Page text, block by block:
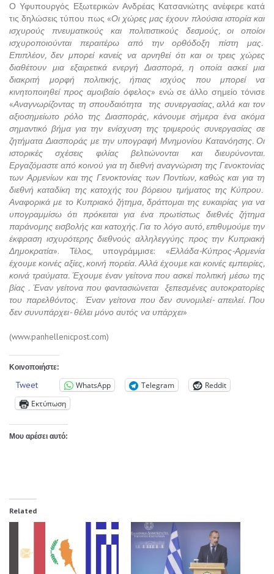
Ο Υφυπουργός Εξωτερικών Ανδρέας Κατσανιώτης ανέφερε κατά
τις δηλώσεις τύπου πως «Οι χώρες μας έχουν πλούσια ιστορία και
ισχυρούς πνευματικούς και πολιτιστικούς δεσμούς, οι οποίοι
ισχυροποιούνται περαιτέρω από την ορθόδοξη πίστη μας.
Επιπλέον, δεν μπορεί κανείς να αρνηθεί ότι και οι τρεις χώρες
διαθέτουν μια εξαιρετικά ενεργή Διασπορά, η οποία ασκεί μια
διακριτή μορφή πολιτικής, ήπιας ισχύος που μπορεί να
κινητοποιηθεί προς αμοιβαίο όφελος» ενώ σε άλλο σημείο τόνισε
«Αναγνωρίζοντας τη σπουδαιότητα της συνεργασίας, αλλά και τον
αξιοσημείωτο ρόλο της Διασποράς, κάνουμε σήμερα ένα ακόμα
σημαντικό βήμα για την ενίσχυση της τριμερούς συνεργασίας σε
ζητήματα Διασποράς με την υπογραφή Μνημονίου Κατανόησης. Οι
ιστορικές σχέσεις φιλίας βελτιώνονται και διευρύνονται.
Εργαζόμαστε από κοινού για τη διεθνή αναγνώριση της Γενοκτονίας
των Αρμενίων και της Γενοκτονίας των Ποντίων, καθώς και για τη
διεθνή καταδίκη της κατοχής του βόρειου τμήματος της Κύπρου.
Αναφορικά με το Κυπριακό ζήτημα, δράττομαι της ευκαιρίας για να
υπογραμμίσω ότι πρόκειται για ένα πρωτίστως διεθνές ζήτημα
παράνομης εισβολής και κατοχής. Για το λόγο αυτό, επιθυμούμε την
έκφραση ισχυρότερης διεθνούς αλληλεγγύης προς την Κυπριακή
Δημοκρατία». Τέλος, υπογράμμισε: «Ελλάδα-Κύπρος-Αρμενία
έχουμε κοινές αξίες, κοινή πορεία. Αλλά έχουμε και κοινές εμπειρίες,
κοινά τραύματα. Έχουμε έναν γείτονα που ασκεί πολιτική μέσω της
βίας . Έναν γείτονα που φαντασιώνεται ξεπεσμένες αυτοκρατορίες
του παρελθόντος. Έναν γείτονα που δεν συνομιλεί- απειλεί. Που
δεν συνυπάρχει- θέλει μόνο αυτός να υπάρχει»
(www.panhellenicpost.com)
Κοινοποιήστε:
Tweet WhatsApp Telegram
Reddit
Εκτύπωση
Μου αρέσει αυτό:
Related